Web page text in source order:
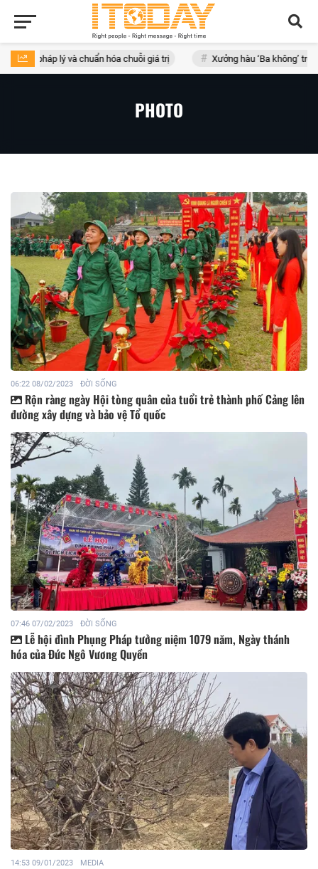
và chuẩn hóa chuỗi giá trị Xưởng hàu ‘Ba không’ trong khu dân cư
PHOTO
06:22 08/02/2023 ĐỜI SỐNG
Rộn ràng ngày Hội tòng quân của tuổi trẻ thành phố Cảng lên
đường xây dựng và bảo vệ Tổ quốc
07:46 07/02/2023 ĐỜI SỐNG
Lễ hội đình Phụng Pháp tưởng niệm 1079 năm, Ngày thánh
hóa của Đức Ngô Vương Quyền
14:53 09/01/2023 MEDIA